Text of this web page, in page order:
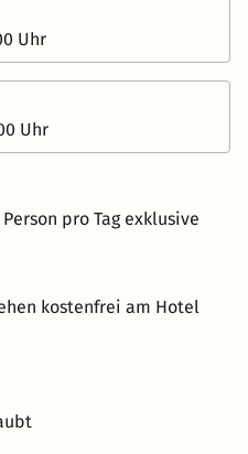
Uhr
Uhr
pro Tag exklusive
kostenfrei am Hotel